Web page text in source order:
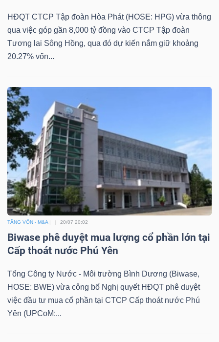
HĐQT CTCP Tập đoàn Hòa Phát (HOSE: HPG) vừa thông
qua việc góp gần 8,000 tỷ đồng vào CTCP Tập đoàn
Tương lai Sông Hồng, qua đó dự kiến nắm giữ khoảng
20.27% vốn...
TĂNG VỐN - M&A 20/07 20:02
Biwase phê duyệt mua lượng cổ phần lớn tại
Cấp thoát nước Phú Yên
Tổng Công ty Nước - Môi trường Bình Dương (Biwase,
HOSE: BWE) vừa công bố Nghị quyết HĐQT phê duyệt
việc đầu tư mua cổ phần tại CTCP Cấp thoát nước Phú
Yên (UPCoM:...